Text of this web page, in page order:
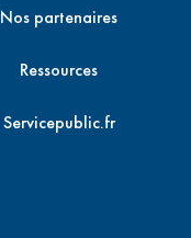
Nos partenaires
Ressources
Servicepublic.fr